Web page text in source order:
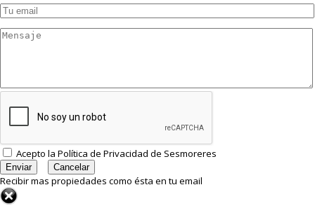
Acepto la Política de Privacidad de Sesmoreres
Recibir mas propiedades como ésta en tu email